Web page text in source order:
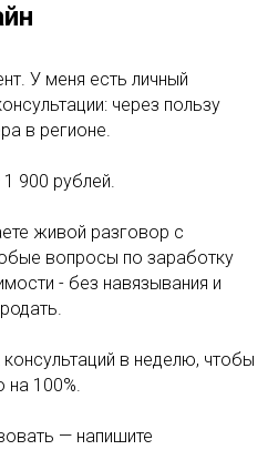
У меня есть личный
через пользу
в регионе.
900 рублей.
живой разговор с
вопросы по заработку
- без навязывания и
в неделю, чтобы
на 100%.
— напишите